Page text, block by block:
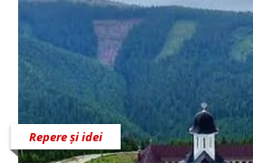
Repere și idei